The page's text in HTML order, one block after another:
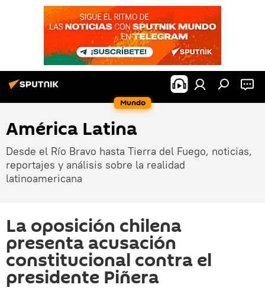
Mundo
América Latina
Desde el Río Bravo hasta Tierra del Fuego, noticias,
reportajes y análisis sobre la realidad
latinoamericana
La oposición chilena
presenta acusación
constitucional contra el
presidente Piñera